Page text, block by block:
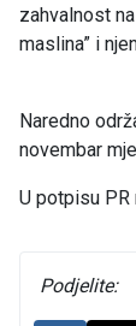
zahvalnost
maslina” i
Naredno
novembar
U potpisu
Podjelite: